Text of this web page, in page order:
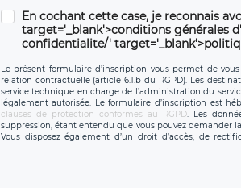
En cochant cette case, je reconnais
target='_blank'>conditions générales
confidentialite/'
Le présent formulaire d’inscription vous permet de
relation contractuelle (article 6.1.b du RGPD). Les
service technique en charge de l’administration du
légalement autorisée. Le formulaire d’inscription est
clauses de protection conformes au RGPD. Les
suppression, étant entendu que vous pouvez demander
Vous disposez également d’un droit d’accès, de
personnel, ainsi que d’un droit à la portabilité de vos
données de LÉGAVOX qui exerce au siège
donneespersonnelles@legavox.fr. Le responsable de
l’adresse mail : responsabledetraitement@legavox.fr.